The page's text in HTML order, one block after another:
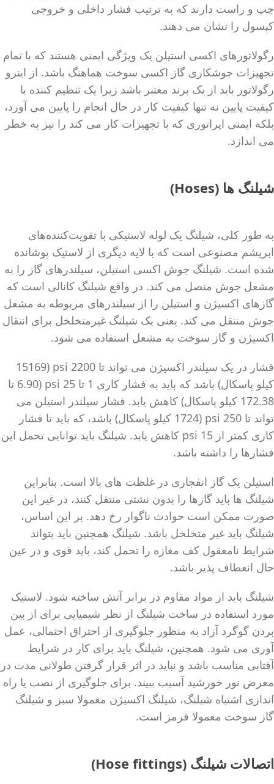
چپ و راست دارند که به ترتیب فشار داخلی و خروجی
کپسول را نشان می دهند.
رگولاتورهای اکسی استیلن یک ویژگی ایمنی هستند که با تمام
تجهیزات جوشکاری گاز اکسی سوخت هماهنگ باشد. از اینرو
رگولاتور باید از یک برند معتبر باشد زیرا یک تنظیم کننده با
کیفیت پایین نه تنها کیفیت کار در حال انجام را پایین می آورد،
بلکه ایمنی اپراتوری که با تجهیزات کار می کند را نیز به خطر
می اندازد.
شیلنگ ها (Hoses)
به طور کلی، شیلنگ یک لوله لاستیکی با تقویت‌کننده‌های
ابریشم مصنوعی است که با لایه دیگری از لاستیک پوشانده
شده است. شیلنگ جوش اکسی استیلن، سیلندرهای گاز را به
مشعل جوش متصل می کند. در واقع شیلنگ کانالی است که
گازهای اکسیژن و استیلن را از سیلندرهای مربوطه به مشعل
جوش منتقل می کند. یعنی یک شیلنگ غیرمتخلخل برای انتقال
اکسیژن و گاز سوخت به مشعل استفاده می شود.
فشار در یک سیلندر اکسیژن می تواند تا 2200 psi (15169
کیلو پاسکال) باشد که باید به فشار کاری 1 تا 25 psi (6.90 تا
172.38 کیلو پاسکال) کاهش یابد. فشار سیلندر استیلن می
تواند تا 250 psi (1724 کیلو پاسکال) باشد، که باید تا فشار
کاری کمتر از 15 psi کاهش یابد. شیلنگ باید توانایی تحمل این
فشارها را داشته باشد.
استیلن یک گاز انفجاری در غلظت های بالا است. بنابراین
شیلنگ ها باید گازها را بدون نشتی منتقل کنند، در غیر این
صورت ممکن است حوادث ناگوار رخ دهد. بر این اساس،
شیلنگ باید غیر متخلخل باشد. شیلنگ همچنین باید بتواند
شرایط نامعقول کف مغازه را تحمل کند، باید قوی و در عین
حال انعطاف پذیر باشد.
شیلنگ باید از مواد مقاوم در برابر آتش ساخته شود. لاستیک
مورد استفاده در ساخت شیلنگ از نظر شیمیایی برای از بین
بردن گوگرد آزاد به منظور جلوگیری از احتراق احتمالی، عمل
آوری می شود. همچنین، شیلنگ باید برای کار در شرایط
آفتابی مناسب باشد و نباید در اثر قرار گرفتن طولانی مدت در
معرض نور خورشید آسیب ببیند. برای جلوگیری از نصب یا راه
اندازی اشتباه شیلنگ، شیلنگ اکسیژن معمولا سبز و شیلنگ
گاز سوخت معمولا قرمز است.
اتصالات شیلنگ (Hose fittings)